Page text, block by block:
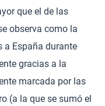
que el de las
observa como la
a España durante
gracias a la
marcada por las
(a la que se sumó el